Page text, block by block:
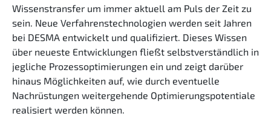
Wissenstransfer um immer aktuell am Puls der Zeit zu
sein. Neue Verfahrenstechnologien werden seit Jahren
bei DESMA entwickelt und qualifiziert. Dieses Wissen
über neueste Entwicklungen fließt selbstverständlich in
jegliche Prozessoptimierungen ein und zeigt darüber
hinaus Möglichkeiten auf, wie durch eventuelle
Nachrüstungen weitergehende Optimierungspotentiale
realisiert werden können.